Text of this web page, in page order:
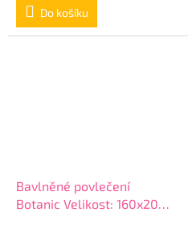
Do košíku
Bavlněné povlečení
Botanic Velikost: 160x200